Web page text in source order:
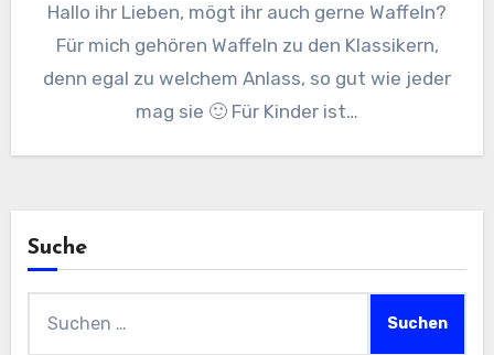
Hallo ihr Lieben, mögt ihr auch gerne Waffeln?
Für mich gehören Waffeln zu den Klassikern,
denn egal zu welchem Anlass, so gut wie jeder
mag sie 🙂 Für Kinder ist…
Suche